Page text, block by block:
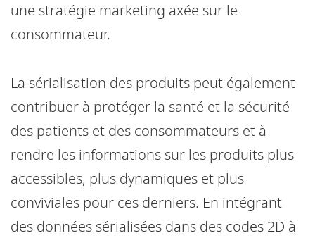
une stratégie marketing axée sur le
consommateur.
La sérialisation des produits peut également
contribuer à protéger la santé et la sécurité
des patients et des consommateurs et à
rendre les informations sur les produits plus
accessibles, plus dynamiques et plus
conviviales pour ces derniers. En intégrant
des données sérialisées dans des codes 2D à